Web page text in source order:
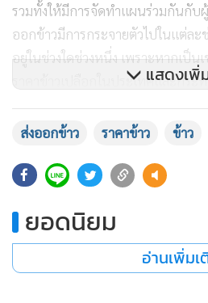
รวมทั้งให้มีการจัดทำแผนร่วมกันกับ
ออกข้าวมีการกระจายตัวไปในแต่ละ
อยู่ในช่วงใดช่วงหนึ่ง เพราะหากเป็
ราคาข้าวเปลือกในประเทศและกระ
บริโภคได้ ซึ่งผู้ส่งออกได้มีการจัดทำ
ให้การส่งออกข้าวแต่ละไตรมาสมีกา
คมฯ จะแจ้งให้ทราบ
นอกจากนี้ ได้มีการกำหนดแผนงานร่
เกษตรฯ กระทรวงพาณิชย์ เกษตรกร
ต้องการที่จะให้ประเทศไทยผลิตข้า
แสดงเพิ่
ส่งออกข้าว ราคาข้าว ข้าว
ยอดนิยม
อ่านเพิ่มเ